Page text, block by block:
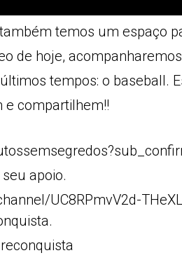
temos um espaço
de hoje,
tempos: o baseball.
e compartilhem!!
apoio.
UC8RPmvV2d-